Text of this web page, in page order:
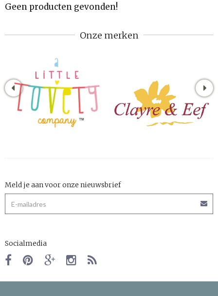
Geen producten gevonden!
Onze merken
Meld je aan voor onze nieuwsbrief
Socialmedia